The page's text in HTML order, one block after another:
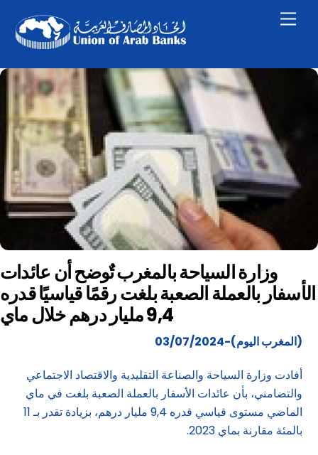
content
وزارة السياحة بالمغرب تٌوضح أن عائدات
الأسفار بالعملة الصعبة بلغت رقمًا قياسيًا قدره
9,4 مليار درهم خلال ماي
(المغرب اليوم)-03/07/2024
أفادت وزارة السياحة والصناعة التقليدية والاقتصاد الاجتماعي
والتضامني، بأن عائدات الأسفار بالعملة الصعبة بلغت في ماي
الماضي مستوى قياسي قدره 9,4 مليار درهم، بزيادة تقدر بـ 11
بالمئة مقارنة بماي 2023.